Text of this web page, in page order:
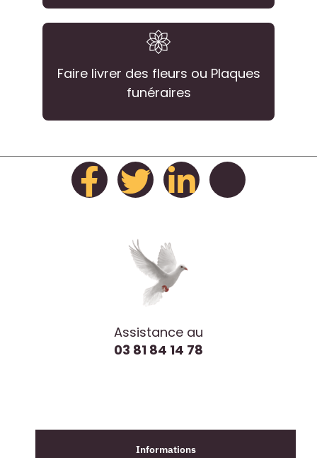
Faire livrer des fleurs ou Plaques
funéraires
Assistance au
03 81 84 14 78
Informations